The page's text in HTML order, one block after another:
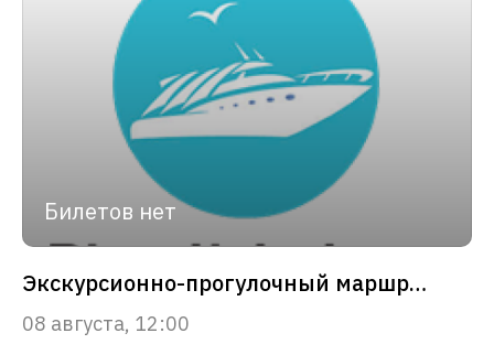
Билетов нет
Экскурсионно-прогулочный маршрут "Северная Венеция"
08 августа, 12:00